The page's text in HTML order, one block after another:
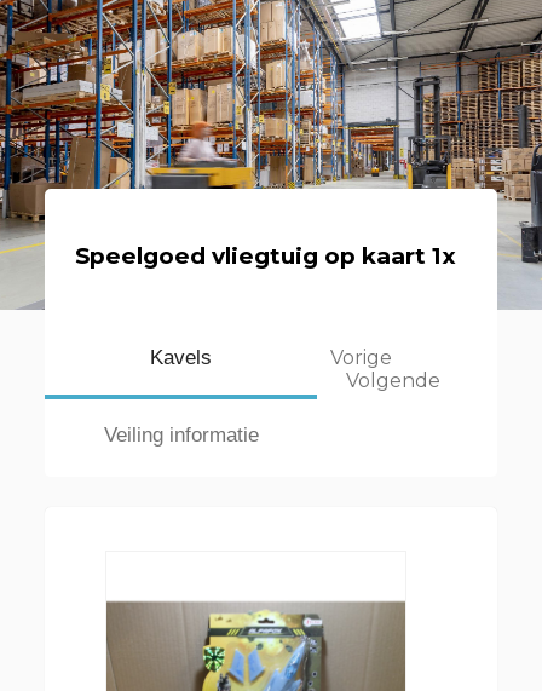
Speelgoed vliegtuig op kaart 1x
Kavels
Veiling informatie
Vorige
Volgende